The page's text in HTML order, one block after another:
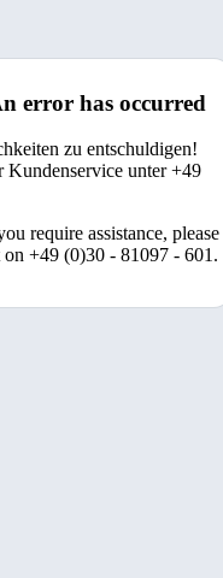
error has occurred
zu entschuldigen!
unter +49
require assistance, please
+49 (0)30 - 81097 - 601.